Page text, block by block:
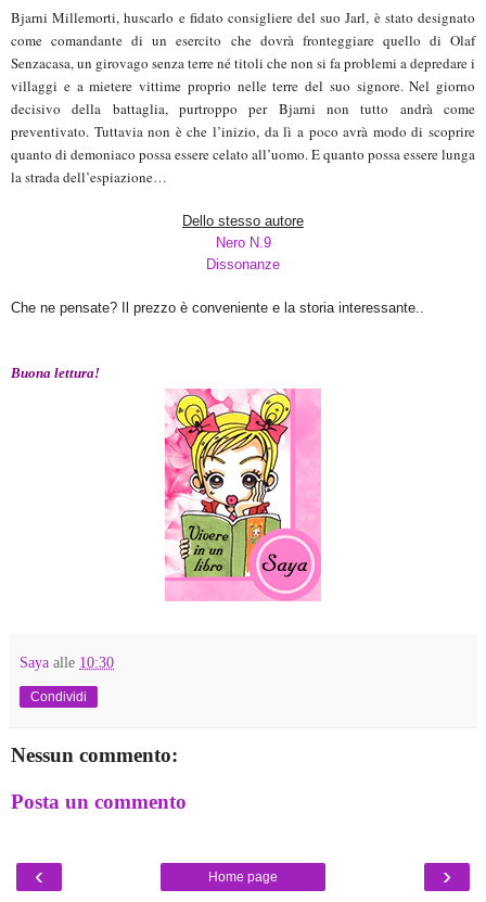
Bjarni Millemorti, huscarlo e fidato consigliere del suo Jarl, è stato designato
come comandante di un esercito che dovrà fronteggiare quello di Olaf
Senzacasa, un girovago senza terre né titoli che non si fa problemi a depredare i
villaggi e a mietere vittime proprio nelle terre del suo signore. Nel giorno
decisivo della battaglia, purtroppo per Bjarni non tutto andrà come
preventivato. Tuttavia non è che l’inizio, da lì a poco avrà modo di scoprire
quanto di demoniaco possa essere celato all’uomo. E quanto possa essere lunga
la strada dell’espiazione…
Dello stesso autore
Nero N.9
Dissonanze
Che ne pensate? Il prezzo è conveniente e la storia interessante..
Buona lettura!
Saya alle 10:30
Condividi
Nessun commento:
Posta un commento
‹ ›
Home page